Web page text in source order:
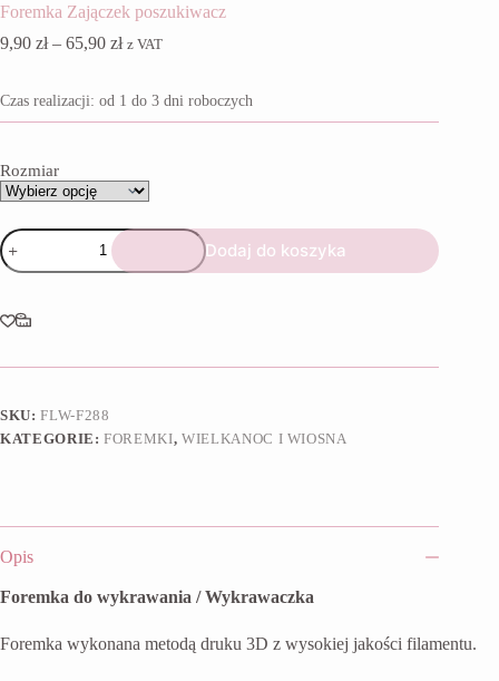
Foremka Zajączek poszukiwacz
9,90 zł – 65,90 złZakres
9,90 zł
do
z VAT
Czas realizacji: od 1 do 3 dni roboczych
Rozmiar
ilość
Foremka
Zajączek
Dodaj do koszyka
SKU:FLW-F288
KATEGORIE:FOREMKI,WIELKANOC I WIOSNA
Opis
Foremka do wykrawania / Wykrawaczka
Foremka wykonana metodą druku 3D z wysokiej jakości filamentu.